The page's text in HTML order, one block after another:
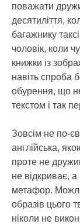
поважати
десятиліття,
багажнику
чоловік, коли
книжки із
навіть спроба
обурення, що
текстом і так
Зовсім не по-
англійська,
проте не
не відкриває,
метафор.
образів цього
ніколи не